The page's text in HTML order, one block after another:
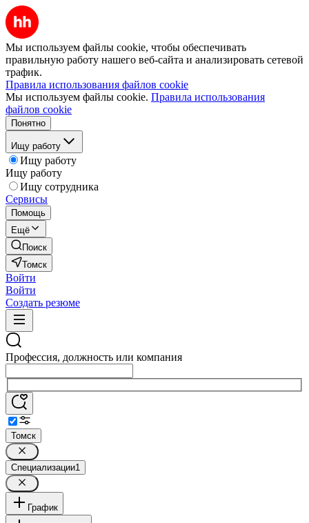
Мы используем файлы cookie, чтобы обеспечивать
правильную работу нашего веб-сайта и анализировать сетевой
трафик.
Правила использования файлов cookie
Мы используем файлы cookie. Правила использования
файлов cookie
Понятно
Ищу работу
Ищу работу
Ищу работу
Ищу сотрудника
Сервисы
Помощь
Ещё
Поиск
Томск
Войти
Войти
Создать резюме
Профессия, должность или компания
Томск
Специализации1
График